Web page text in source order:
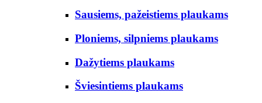
Sausiems, pažeistiems plaukams
Ploniems, silpniems plaukams
Dažytiems plaukams
Šviesintiems plaukams